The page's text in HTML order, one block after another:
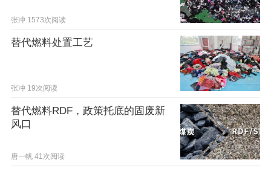
张冲 1573次阅读
替代燃料处置工艺
张冲 19次阅读
替代燃料RDF，政策托底的固废新
风口
唐一帆 41次阅读